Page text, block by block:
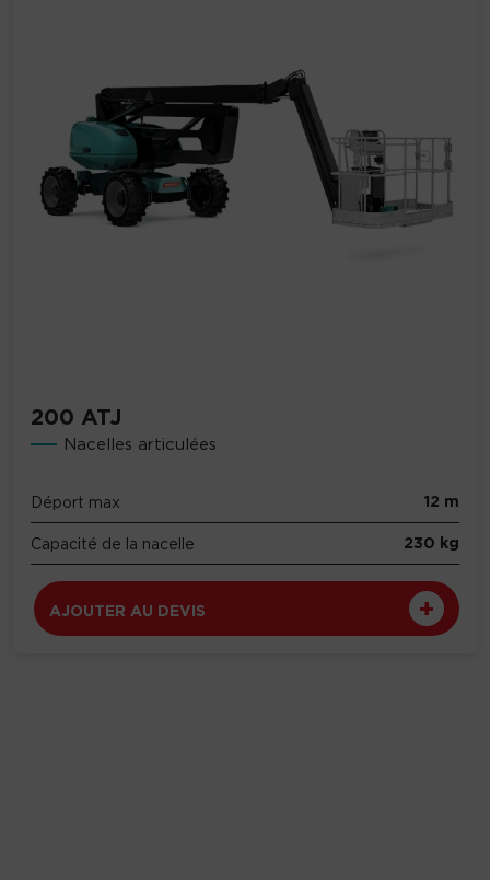
200 ATJ
Nacelles articulées
Déport max 12 m
Capacité de la nacelle 230 kg
AJOUTER AU DEVIS